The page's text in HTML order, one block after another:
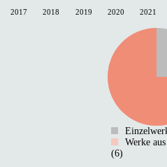
2017 2018 2019 2020 2021
Werke
(6)